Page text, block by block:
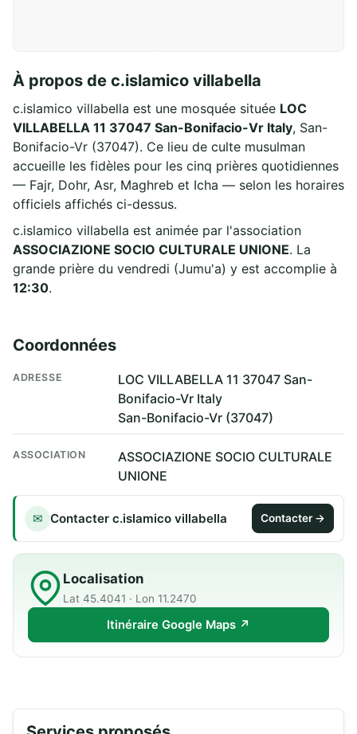
À propos de c.islamico villabella
c.islamico villabella est une mosquée située LOC
VILLABELLA 11 37047 San-Bonifacio-Vr Italy, San-
Bonifacio-Vr (37047). Ce lieu de culte musulman
accueille les fidèles pour les cinq prières quotidiennes
— Fajr, Dohr, Asr, Maghreb et Icha — selon les horaires
officiels affichés ci-dessus.
c.islamico villabella est animée par l'association
ASSOCIAZIONE SOCIO CULTURALE UNIONE. La
grande prière du vendredi (Jumu'a) y est accomplie à
12:30.
Coordonnées
ADRESSE
LOC VILLABELLA 11 37047 San-
Bonifacio-Vr Italy
San-Bonifacio-Vr (37047)
ASSOCIATION
ASSOCIAZIONE SOCIO CULTURALE
UNIONE
✉ Contacter c.islamico villabella Contacter →
Localisation
Lat 45.4041 · Lon 11.2470
Itinéraire Google Maps ↗